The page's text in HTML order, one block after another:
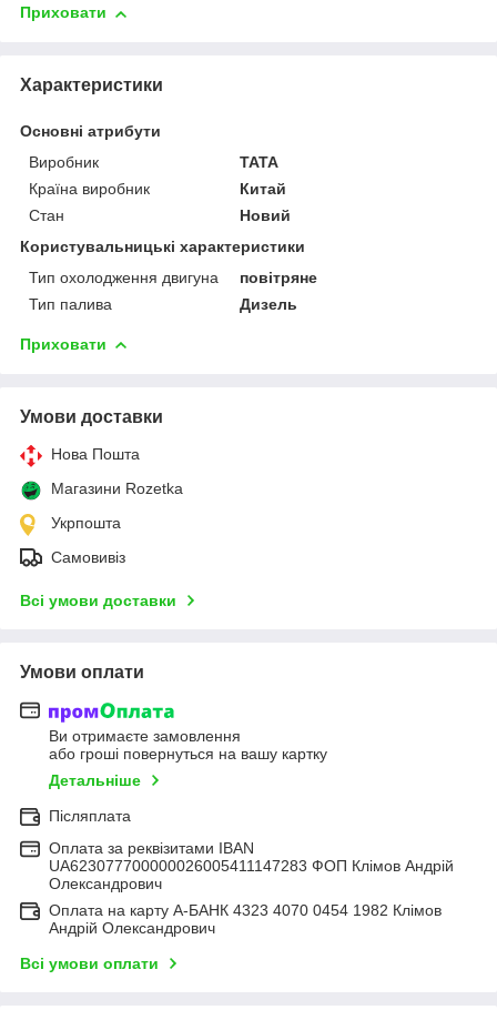
Приховати
Характеристики
Основні атрибути
Виробник
TATA
Країна виробник
Китай
Стан
Новий
Користувальницькі характеристики
Тип охолодження двигуна
повітряне
Тип палива
Дизель
Приховати
Умови доставки
Нова Пошта
Магазини Rozetka
Укрпошта
Самовивіз
Всі умови доставки
Умови оплати
Ви отримаєте замовлення
або гроші повернуться на вашу картку
Детальніше
Післяплата
Оплата за реквізитами IBAN
UA623077700000026005411147283 ФОП Клімов Андрій
Олександрович
Оплата на карту А-БАНК 4323 4070 0454 1982 Клімов
Андрій Олександрович
Всі умови оплати